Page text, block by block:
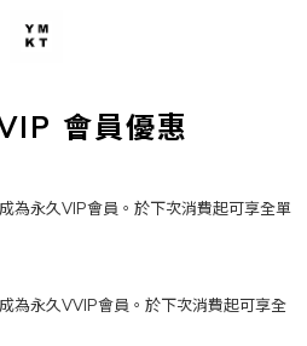
會員優惠
為永久VIP會員。於下次消費起可享全單
為永久VVIP會員。於下次消費起可享全